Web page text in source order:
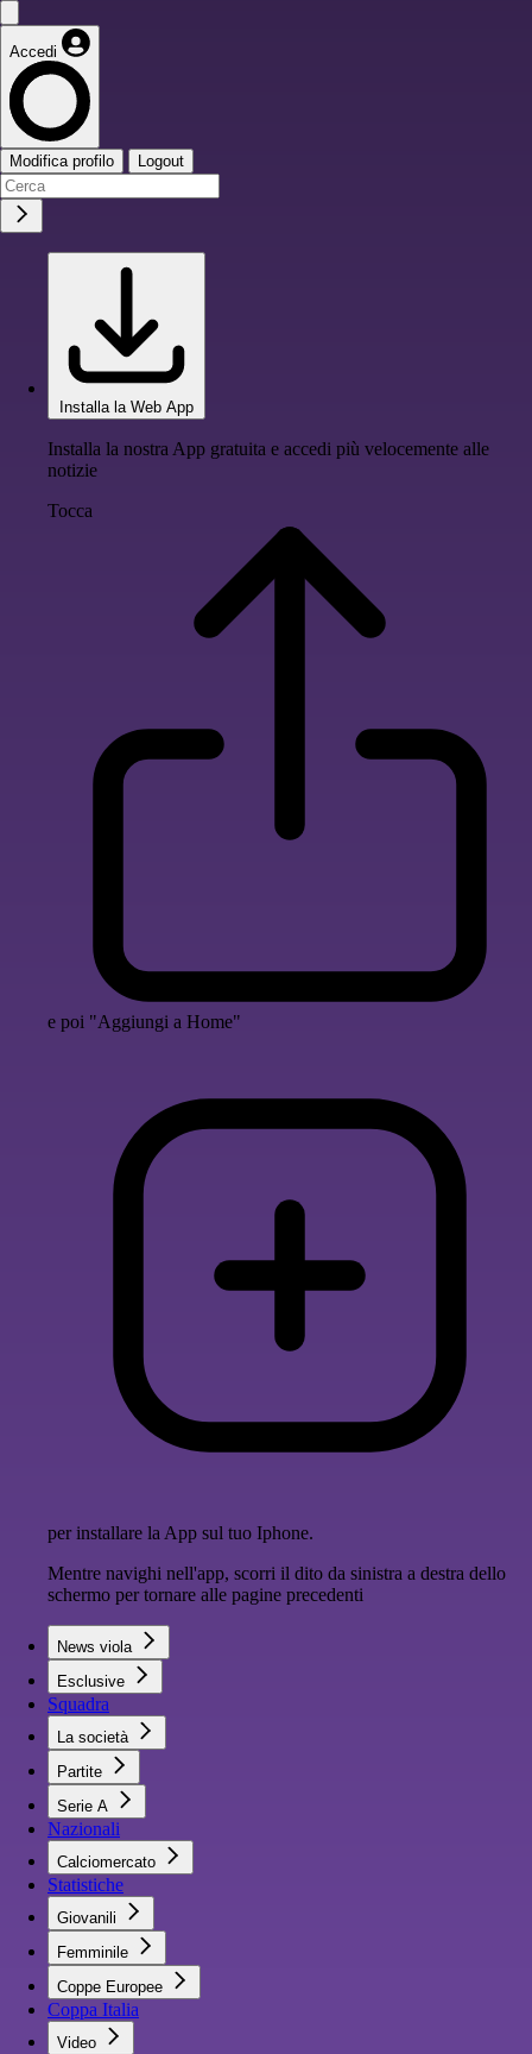
Accedi
Modifica profilo Logout
Installa la Web App
Installa la nostra App gratuita e accedi più velocemente alle
notizie
Tocca
e poi "Aggiungi a Home"
per installare la App sul tuo Iphone.
Mentre navighi nell'app, scorri il dito da sinistra a destra dello
schermo per tornare alle pagine precedenti
News viola
Esclusive
Squadra
La società
Partite
Serie A
Nazionali
Calciomercato
Statistiche
Giovanili
Femminile
Coppe Europee
Coppa Italia
Video